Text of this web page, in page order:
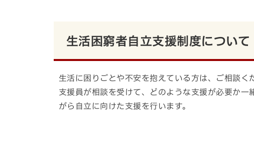
生活困窮者自立支援制度について
生活に困りごとや不安を抱えている方は、ご相談く
支援員が相談を受けて、どのような支援が必要か
がら自立に向けた支援を行います。